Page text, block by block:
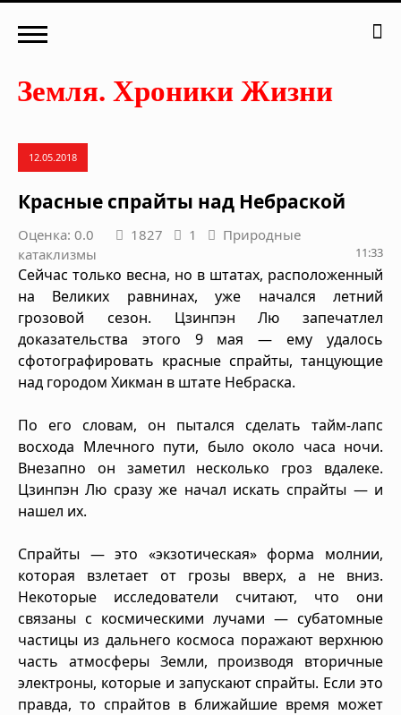
12.05.2018
Красные спрайты над Небраской
Оценка: 0.0 1827 1
Природные
катаклизмы
11:33
Сейчас только весна, но в штатах, расположенный
на Великих равнинах, уже начался летний
грозовой сезон. Цзинпэн Лю запечатлел
доказательства этого 9 мая — ему удалось
сфотографировать красные спрайты, танцующие
над городом Хикман в штате Небраска.
По его словам, он пытался сделать тайм-лапс
восхода Млечного пути, было около часа ночи.
Внезапно он заметил несколько гроз вдалеке.
Цзинпэн Лю сразу же начал искать спрайты — и
нашел их.
Спрайты — это «экзотическая» форма молнии,
которая взлетает от грозы вверх, а не вниз.
Некоторые исследователи считают, что они
связаны с космическими лучами — субатомные
частицы из дальнего космоса поражают верхнюю
часть атмосферы Земли, производя вторичные
электроны, которые и запускают спрайты. Если это
правда, то спрайтов в ближайшие время может